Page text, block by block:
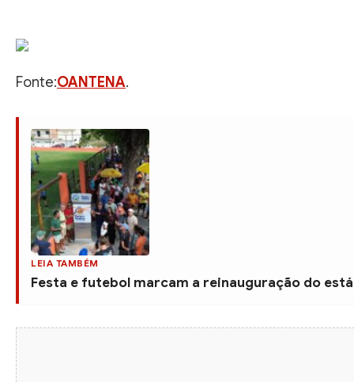
Fonte:OANTENA.
LEIA TAMBÉM
Festa e futebol marcam a reinauguração do